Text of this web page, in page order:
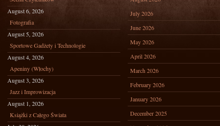
August 6, 2026
Fotografia
August 5, 2026
Sportowe Gadżety i Technologie
August 4, 2026
Apeniny (Włochy)
August 3, 2026
Jazz i Improwizacja
August 1, 2026
Książki z Całego Świata
July 2026
June 2026
May 2026
April 2026
March 2026
February 2026
January 2026
December 2025